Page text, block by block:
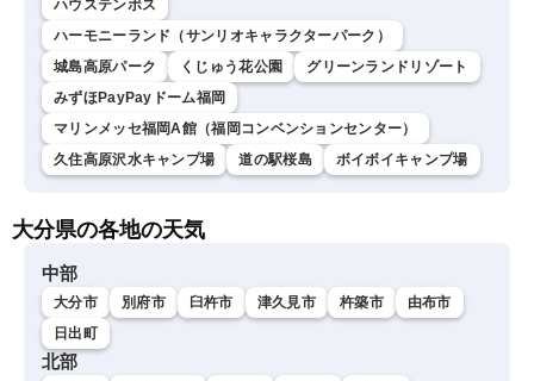
ハウステンボス
ハーモニーランド（サンリオキャラクターパーク）
城島高原パーク
くじゅう花公園
グリーンランドリゾート
みずほPayPayドーム福岡
マリンメッセ福岡A館（福岡コンベンションセンター）
久住高原沢水キャンプ場
道の駅桜島 ボイボイキャンプ場
大分県の各地の天気
中部
大分市 別府市 臼杵市 津久見市 杵築市
由布市
日出町
北部